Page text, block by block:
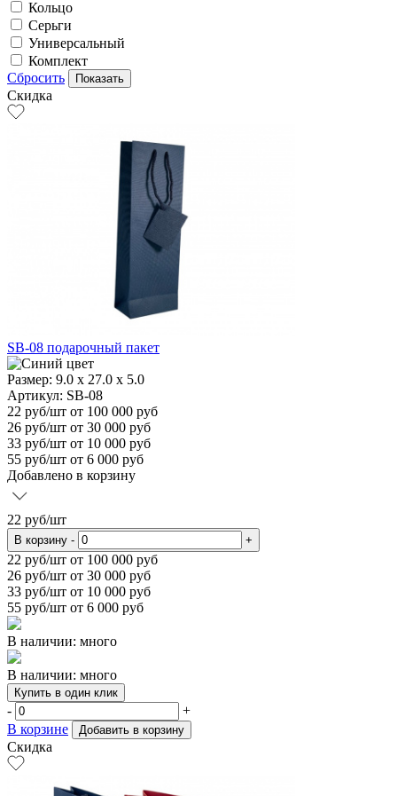
Кольцо
Серьги
Универсальный
Комплект
Сбросить
Скидка
SB-08 подарочный пакет
Размер: 9.0 х 27.0 х 5.0
Артикул: SB-08
22 руб/шт от 100 000 руб
26 руб/шт от 30 000 руб
33 руб/шт от 10 000 руб
55 руб/шт от 6 000 руб
Добавлено в корзину
22 руб/шт
В корзину - +
22 руб/шт от 100 000 руб
26 руб/шт от 30 000 руб
33 руб/шт от 10 000 руб
55 руб/шт от 6 000 руб
В наличии: много
В наличии: много
Купить в один клик
-
+
В корзине
Добавить в корзину
Скидка